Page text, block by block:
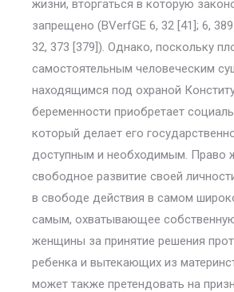
жизни, вторгаться в которую
запрещено (BVerfGE 6, 32 [41]; 6,
32, 373 [379]). Однако, поскольку
самостоятельным человеческим
находящимся под охраной
бере­менности приобретает
который делает его
доступным и необходимым. Право
свободное развитие своей
в свободе дей­ствия в самом
самым, охватывающее собствен­ную
женщины за принятие решения
ребенка и вытекающих из
может также пре­тендовать на